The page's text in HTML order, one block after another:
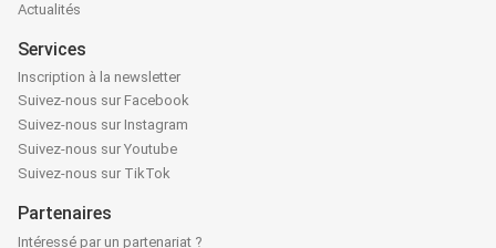
Actualités
Services
Inscription à la newsletter
Suivez-nous sur Facebook
Suivez-nous sur Instagram
Suivez-nous sur Youtube
Suivez-nous sur TikTok
Partenaires
Intéressé par un partenariat ?